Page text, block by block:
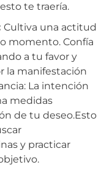
te traería.
Cultiva una actitud
momento. Confía
a tu favor y
la manifestación
La intención
medidas
de tu deseo.Esto
y practicar